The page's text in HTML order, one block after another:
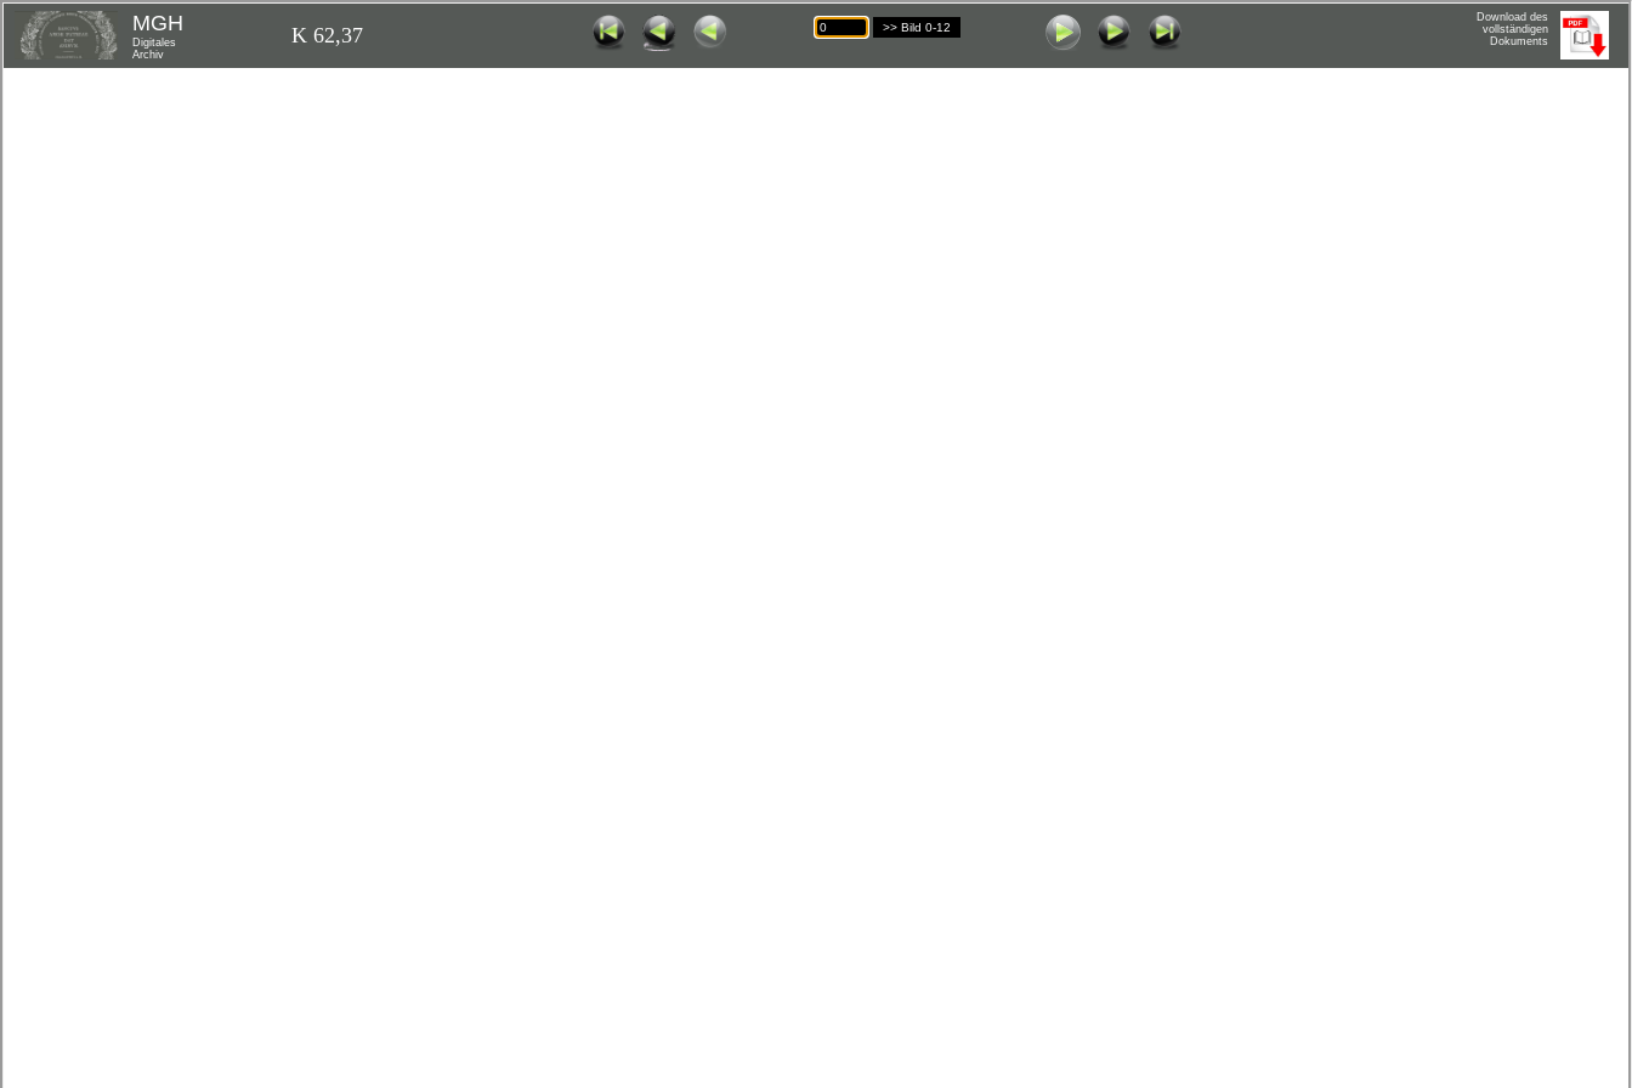
MGH
Digitales
Archiv
K 62,37
Download des
vollständigen
Dokuments